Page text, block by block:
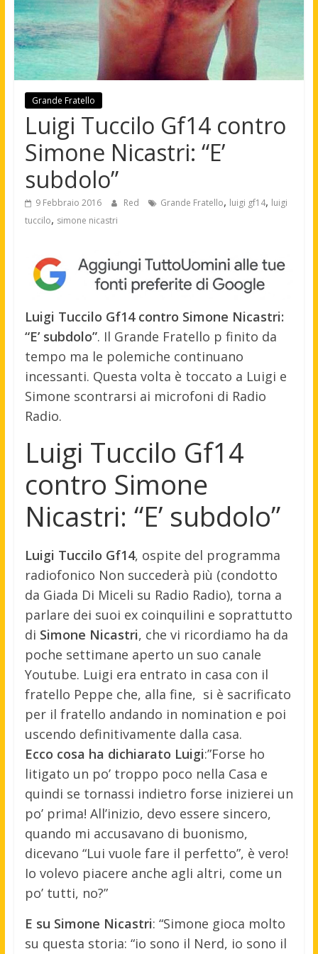
Grande Fratello
Luigi Tuccilo Gf14 contro
Simone Nicastri: “E’
subdolo”
9 Febbraio 2016 Red Grande Fratello, luigi gf14, luigi
tuccilo, simone nicastri
Luigi Tuccilo Gf14 contro Simone Nicastri:
“E’ subdolo”. Il Grande Fratello p finito da
tempo ma le polemiche continuano
incessanti. Questa volta è toccato a Luigi e
Simone scontrarsi ai microfoni di Radio
Radio.
Luigi Tuccilo Gf14
contro Simone
Nicastri: “E’ subdolo”
Luigi Tuccilo Gf14, ospite del programma
radiofonico Non succederà più (condotto
da Giada Di Miceli su Radio Radio), torna a
parlare dei suoi ex coinquilini e soprattutto
di Simone Nicastri, che vi ricordiamo ha da
poche settimane aperto un suo canale
Youtube. Luigi era entrato in casa con il
fratello Peppe che, alla fine, si è sacrificato
per il fratello andando in nomination e poi
uscendo definitivamente dalla casa.
Ecco cosa ha dichiarato Luigi:”Forse ho
litigato un po’ troppo poco nella Casa e
quindi se tornassi indietro forse inizierei un
po’ prima! All’inizio, devo essere sincero,
quando mi accusavano di buonismo,
dicevano “Lui vuole fare il perfetto”, è vero!
Io volevo piacere anche agli altri, come un
po’ tutti, no?”
E su Simone Nicastri: “Simone gioca molto
su questa storia: “io sono il Nerd, io sono il